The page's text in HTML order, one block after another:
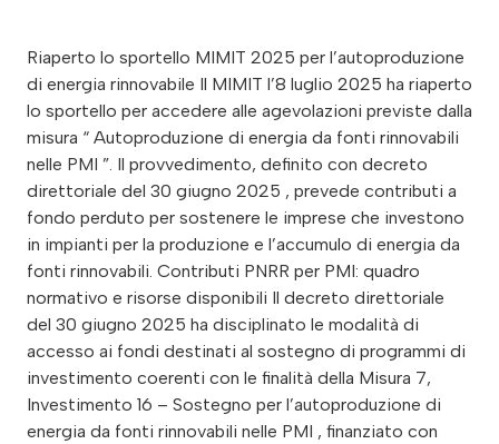
Riaperto lo sportello MIMIT 2025 per l’autoproduzione
di energia rinnovabile Il MIMIT l’8 luglio 2025 ha riaperto
lo sportello per accedere alle agevolazioni previste dalla
misura “ Autoproduzione di energia da fonti rinnovabili
nelle PMI ”. Il provvedimento, definito con decreto
direttoriale del 30 giugno 2025 , prevede contributi a
fondo perduto per sostenere le imprese che investono
in impianti per la produzione e l’accumulo di energia da
fonti rinnovabili. Contributi PNRR per PMI: quadro
normativo e risorse disponibili Il decreto direttoriale
del 30 giugno 2025 ha disciplinato le modalità di
accesso ai fondi destinati al sostegno di programmi di
investimento coerenti con le finalità della Misura 7,
Investimento 16 – Sostegno per l’autoproduzione di
energia da fonti rinnovabili nelle PMI , finanziato con